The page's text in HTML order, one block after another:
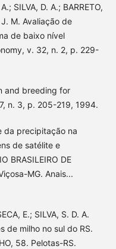
SILVA, D. A.; BARRETO,
J. M. Avaliação de
de baixo nível
v. 32, n. 2, p. 229-
and breeding for
n. 3, p. 205-219, 1994.
da precipitação na
de satélite e
BRASILEIRO DE
MG. Anais...
E.; SILVA, S. D. A.
de milho no sul do RS.
58. Pelotas-RS.